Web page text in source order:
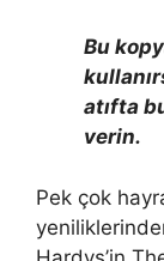
Bu
atıfta
verin.
Pek çok